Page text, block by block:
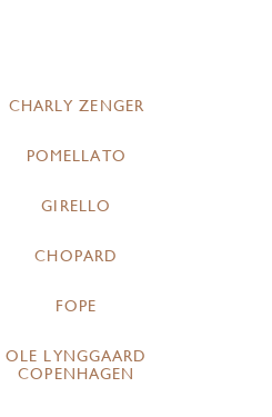
CHARLY ZENGER
POMELLATO
GIRELLO
CHOPARD
FOPE
OLE LYNGGAARD
COPENHAGEN